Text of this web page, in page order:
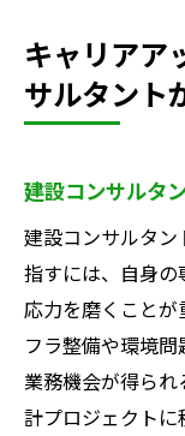
比較
建設コ
待遇面
建設コ
ント
ゼネコ
ントの
働き方
トの適性
キャリアア
サルタント
建設コンサルタ
建設コンサルタ
指すには、自身
応力を磨くこと
フラ整備や環境
業務機会が得ら
計プロジェクト